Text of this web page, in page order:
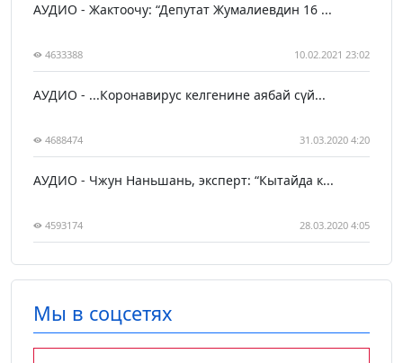
АУДИО - Жактоочу: “Депутат Жумалиевдин 16 ...
4633388 10.02.2021 23:02
АУДИО - ...Коронавирус келгенине аябай сүй...
4688474 31.03.2020 4:20
АУДИО - Чжун Наньшань, эксперт: “Кытайда к...
4593174 28.03.2020 4:05
Мы в соцсетях